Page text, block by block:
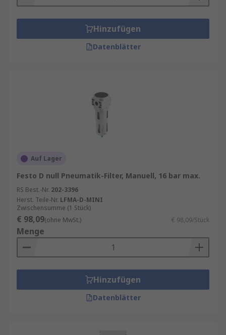
Hinzufügen
Datenblätter
Auf Lager
Festo D null Pneumatik-Filter, Manuell, 16 bar max.
RS Best.-Nr. 202-3396
Herst. Teile-Nr. LFMA-D-MINI
Zwischensumme (1 Stück)
€ 98,09(ohne MwSt.) € 98,09/Stück
Menge
Hinzufügen
Datenblätter